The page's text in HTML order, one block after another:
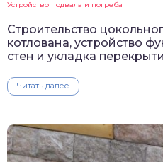
Устройство подвала и погреба
Строительство
котлована, устройство
стен и укладка
Читать далее